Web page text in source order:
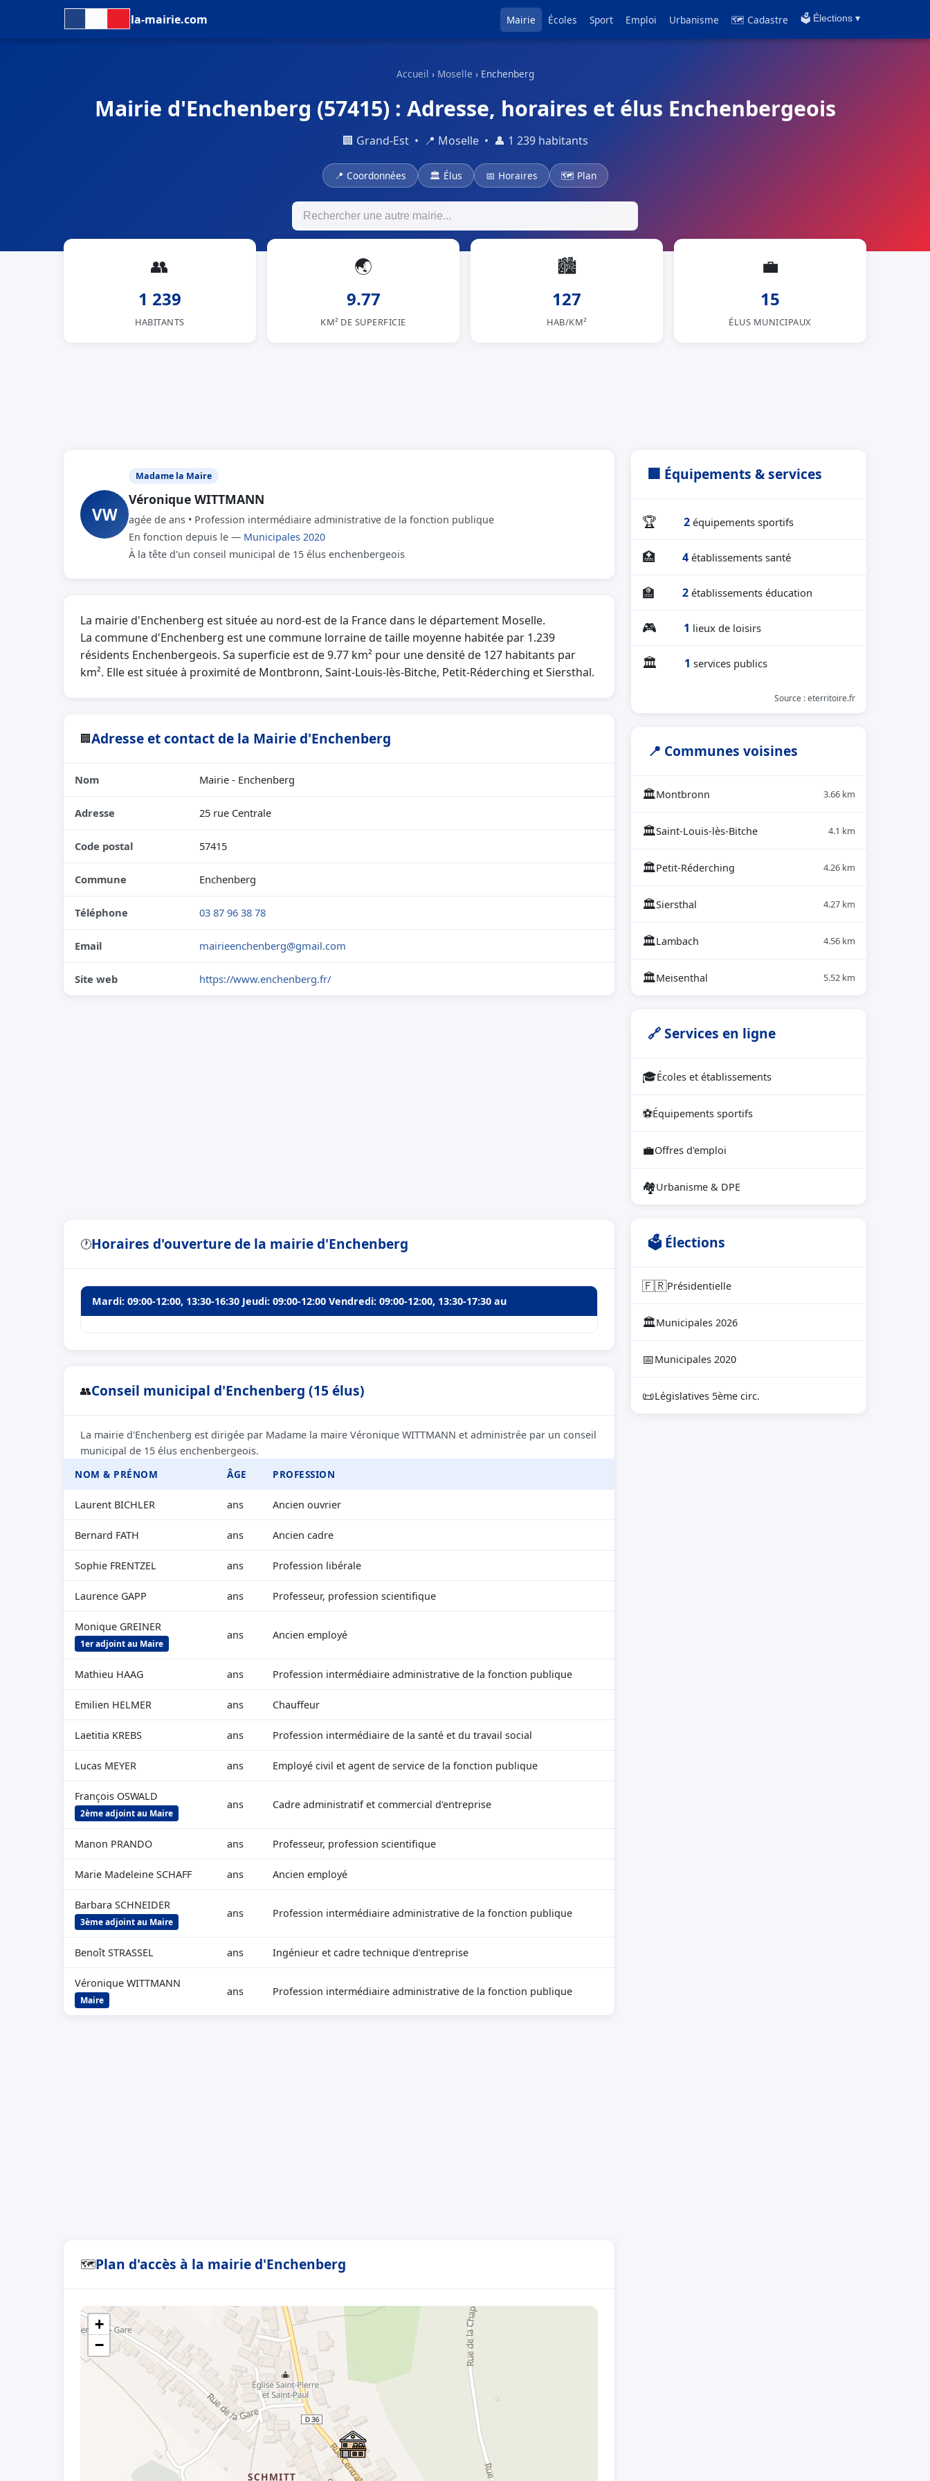
la-mairie.com Mairie Écoles Sport Emploi Urbanisme 🗺 Cadastre 🗳️ Élections ▾
Accueil › Moselle › Enchenberg
Mairie d'Enchenberg (57415) : Adresse, horaires et élus Enchenbergeois
🏢 Grand-Est • 📍 Moselle • 👤 1 239 habitants
📍 Coordonnées 🏛 Élus 📅 Horaires 🗺 Plan
👥
1 239
HABITANTS
🌏
9.77
KM² DE SUPERFICIE
🏙
127
HAB/KM²
💼
15
ÉLUS MUNICIPAUX
VW
Madame la Maire
Véronique WITTMANN
agée de ans • Profession intermédiaire administrative de la fonction publique
En fonction depuis le — Municipales 2020
À la tête d'un conseil municipal de 15 élus enchenbergeois
La mairie d'Enchenberg est située au nord-est de la France dans le département Moselle.
La commune d'Enchenberg est une commune lorraine de taille moyenne habitée par 1.239
résidents Enchenbergeois. Sa superficie est de 9.77 km² pour une densité de 127 habitants par
km². Elle est située à proximité de Montbronn, Saint-Louis-lès-Bitche, Petit-Réderching et Siersthal.
🏢Adresse et contact de la Mairie d'Enchenberg
Nom Mairie - Enchenberg
Adresse 25 rue Centrale
Code postal 57415
Commune Enchenberg
Téléphone 03 87 96 38 78
Email mairieenchenberg@gmail.com
Site web https://www.enchenberg.fr/
🕐Horaires d'ouverture de la mairie d'Enchenberg
Mardi: 09:00-12:00, 13:30-16:30 Jeudi: 09:00-12:00 Vendredi: 09:00-12:00, 13:30-17:30 au
👥Conseil municipal d'Enchenberg (15 élus)
La mairie d'Enchenberg est dirigée par Madame la maire Véronique WITTMANN et administrée par un conseil
municipal de 15 élus enchenbergeois.
NOM & PRÉNOM
ÂGE PROFESSION
Laurent BICHLER ans Ancien ouvrier
Bernard FATH ans Ancien cadre
Sophie FRENTZEL ans Profession libérale
Laurence GAPP ans Professeur, profession scientifique
Monique GREINER
1er adjoint au Maire
ans Ancien employé
Mathieu HAAG ans Profession intermédiaire administrative de la fonction publique
Emilien HELMER ans Chauffeur
Laetitia KREBS ans Profession intermédiaire de la santé et du travail social
Lucas MEYER ans Employé civil et agent de service de la fonction publique
François OSWALD
2ème adjoint au Maire
ans Cadre administratif et commercial d'entreprise
Manon PRANDO ans Professeur, profession scientifique
Marie Madeleine SCHAFF ans Ancien employé
Barbara SCHNEIDER
3ème adjoint au Maire
ans Profession intermédiaire administrative de la fonction publique
Benoît STRASSEL ans Ingénieur et cadre technique d'entreprise
Véronique WITTMANN
Maire
ans Profession intermédiaire administrative de la fonction publique
🗺Plan d'accès à la mairie d'Enchenberg
+
−
🏢 Équipements & services
🏆 2 équipements sportifs
🏥 4 établissements santé
🏫 2 établissements éducation
🎮 1 lieux de loisirs
🏛 1 services publics
Source : eterritoire.fr
📍 Communes voisines
🏛Montbronn 3.66 km
🏛Saint-Louis-lès-Bitche 4.1 km
🏛Petit-Réderching 4.26 km
🏛Siersthal 4.27 km
🏛Lambach 4.56 km
🏛Meisenthal 5.52 km
🔗 Services en ligne
🎓Écoles et établissements
⚽Équipements sportifs
💼Offres d'emploi
🏘Urbanisme & DPE
🗳 Élections
🇫🇷Présidentielle
🏛Municipales 2026
📅Municipales 2020
📜Législatives 5ème circ.